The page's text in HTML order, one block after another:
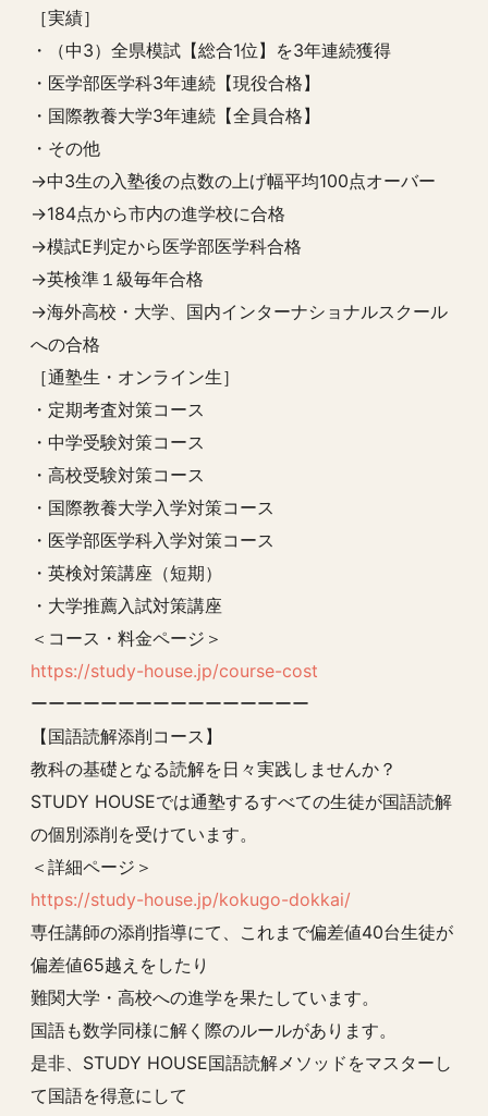
［実績］
・（中3）全県模試【総合1位】を3年連続獲得
・医学部医学科3年連続【現役合格】
・国際教養大学3年連続【全員合格】
・その他
→中3生の入塾後の点数の上げ幅平均100点オーバー
→184点から市内の進学校に合格
→模試E判定から医学部医学科合格
→英検準１級毎年合格
→海外高校・大学、国内インターナショナルスクール
への合格
［通塾生・オンライン生］
・定期考査対策コース
・中学受験対策コース
・高校受験対策コース
・国際教養大学入学対策コース
・医学部医学科入学対策コース
・英検対策講座（短期）
・大学推薦入試対策講座
＜コース・料金ページ＞
https://study-house.jp/course-cost
ーーーーーーーーーーーーーーーー
【国語読解添削コース】
教科の基礎となる読解を日々実践しませんか？
STUDY HOUSEでは通塾するすべての生徒が国語読解
の個別添削を受けています。
＜詳細ページ＞
https://study-house.jp/kokugo-dokkai/
専任講師の添削指導にて、これまで偏差値40台生徒が
偏差値65越えをしたり
難関大学・高校への進学を果たしています。
国語も数学同様に解く際のルールがあります。
是非、STUDY HOUSE国語読解メソッドをマスターし
て国語を得意にして